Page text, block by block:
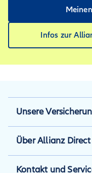
Infos zur
Unsere
Kfz-Versicherung
Über Allianz Direct
Über uns
Kontakt und